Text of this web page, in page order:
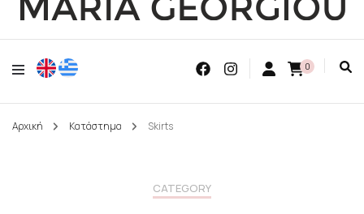
Patatuka
Maria Georgiou
0
Αρχική Κατάστημα Skirts
CATEGORY